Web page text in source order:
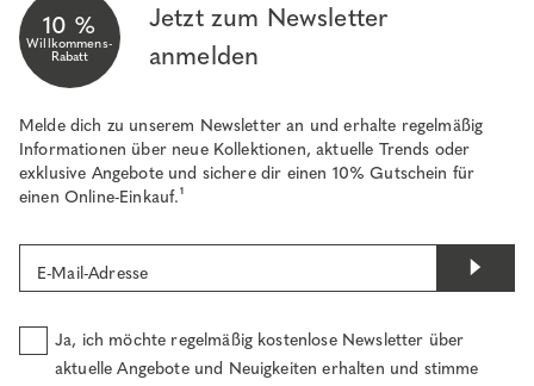
10 %
Willkommens-
Rabatt
Jetzt zum Newsletter
anmelden
Melde dich zu unserem Newsletter an und erhalte regelmäßig
Informationen über neue Kollektionen, aktuelle Trends oder
exklusive Angebote und sichere dir einen 10% Gutschein für
einen Online-Einkauf.¹
E-Mail-Adresse
Ja, ich möchte regelmäßig kostenlose Newsletter über
aktuelle Angebote und Neuigkeiten erhalten und stimme